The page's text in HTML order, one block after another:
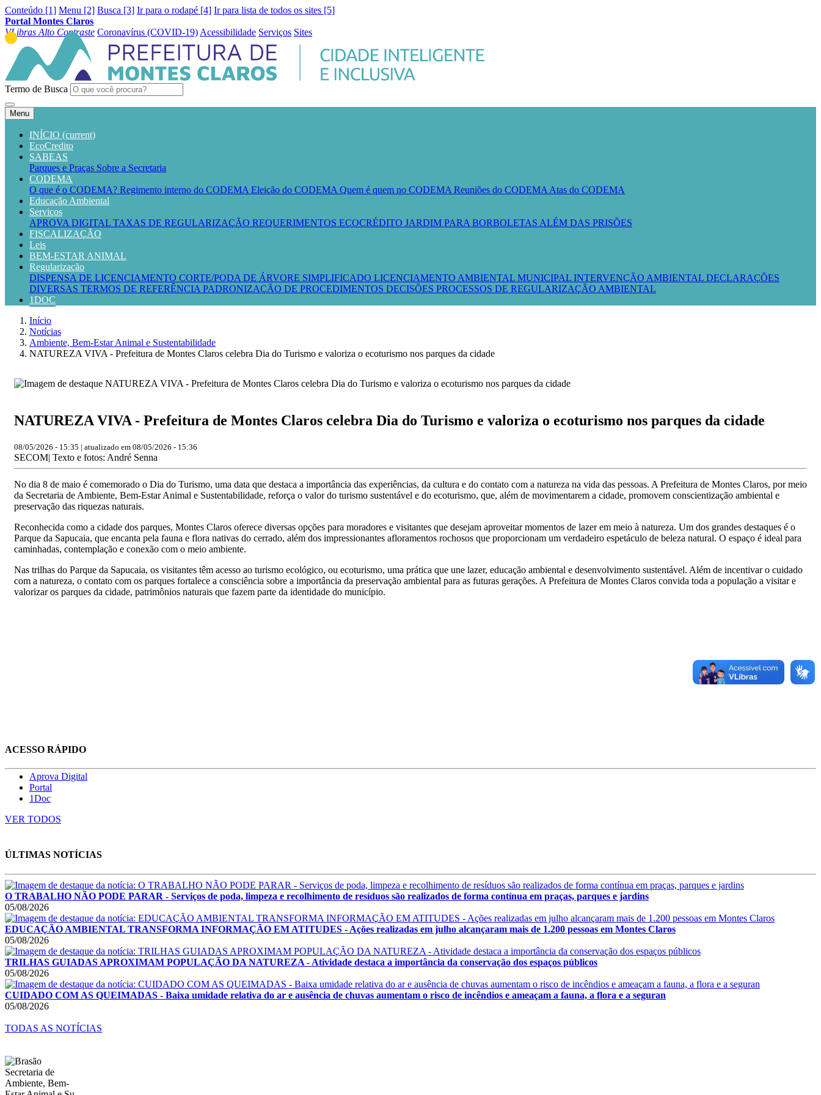
Conteúdo [1] Menu [2] Busca [3] Ir para o rodapé [4] Ir para lista de todos os sites [5]
Portal Montes Claros
VLibras Alto Contraste Coronavírus (COVID-19) Acessibilidade Serviços Sites
Termo de Busca
Menu
INÍCIO (current)
EcoCredito
SABEAS
Parques e Praças Sobre a Secretaria
CODEMA
O que é o CODEMA? Regimento interno do CODEMA Eleição do CODEMA Quem é quem no CODEMA Reuniões do CODEMA Atas do CODEMA
Educação Ambiental
Serviços
APROVA DIGITAL TAXAS DE REGULARIZAÇÃO REQUERIMENTOS ECOCRÉDITO JARDIM PARA BORBOLETAS ALÉM DAS PRISÕES
FISCALIZAÇÃO
Leis
BEM-ESTAR ANIMAL
Regularização
DISPENSA DE LICENCIAMENTO CORTE/PODA DE ÁRVORE SIMPLIFICADO LICENCIAMENTO AMBIENTAL MUNICIPAL INTERVENÇÃO AMBIENTAL DECLARAÇÕES
DIVERSAS TERMOS DE REFERÊNCIA PADRONIZAÇÃO DE PROCEDIMENTOS DECISÕES PROCESSOS DE REGULARIZAÇÃO AMBIENTAL
1DOC
Início
Notícias
Ambiente, Bem-Estar Animal e Sustentabilidade
NATUREZA VIVA - Prefeitura de Montes Claros celebra Dia do Turismo e valoriza o ecoturismo nos parques da cidade
NATUREZA VIVA - Prefeitura de Montes Claros celebra Dia do Turismo e valoriza o ecoturismo nos parques da cidade
08/05/2026 - 15:35 | atualizado em 08/05/2026 - 15:36
SECOM| Texto e fotos: André Senna
No dia 8 de maio é comemorado o Dia do Turismo, uma data que destaca a importância das experiências, da cultura e do contato com a natureza na vida das pessoas. A Prefeitura de Montes Claros, por meio
da Secretaria de Ambiente, Bem-Estar Animal e Sustentabilidade, reforça o valor do turismo sustentável e do ecoturismo, que, além de movimentarem a cidade, promovem conscientização ambiental e
preservação das riquezas naturais.
Reconhecida como a cidade dos parques, Montes Claros oferece diversas opções para moradores e visitantes que desejam aproveitar momentos de lazer em meio à natureza. Um dos grandes destaques é o
Parque da Sapucaia, que encanta pela fauna e flora nativas do cerrado, além dos impressionantes afloramentos rochosos que proporcionam um verdadeiro espetáculo de beleza natural. O espaço é ideal para
caminhadas, contemplação e conexão com o meio ambiente.
Nas trilhas do Parque da Sapucaia, os visitantes têm acesso ao turismo ecológico, ou ecoturismo, uma prática que une lazer, educação ambiental e desenvolvimento sustentável. Além de incentivar o cuidado
com a natureza, o contato com os parques fortalece a consciência sobre a importância da preservação ambiental para as futuras gerações. A Prefeitura de Montes Claros convida toda a população a visitar e
valorizar os parques da cidade, patrimônios naturais que fazem parte da identidade do município.
ACESSO RÁPIDO
Aprova Digital
Portal
1Doc
VER TODOS
ÚLTIMAS NOTÍCIAS
O TRABALHO NÃO PODE PARAR - Serviços de poda, limpeza e recolhimento de resíduos são realizados de forma contínua em praças, parques e jardins
05/08/2026
EDUCAÇÃO AMBIENTAL TRANSFORMA INFORMAÇÃO EM ATITUDES - Ações realizadas em julho alcançaram mais de 1.200 pessoas em Montes Claros
05/08/2026
TRILHAS GUIADAS APROXIMAM POPULAÇÃO DA NATUREZA - Atividade destaca a importância da conservação dos espaços públicos
05/08/2026
CUIDADO COM AS QUEIMADAS - Baixa umidade relativa do ar e ausência de chuvas aumentam o risco de incêndios e ameaçam a fauna, a flora e a seguran
05/08/2026
TODAS AS NOTÍCIAS